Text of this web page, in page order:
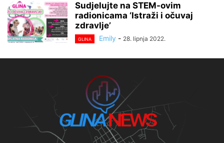
Sudjelujte na STEM-ovim
radionicama ‘Istraži i očuvaj
zdravlje’
GLINA Emily - 28. lipnja 2022.